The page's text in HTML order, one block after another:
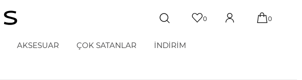
0 0
AKSESUAR ÇOK SATANLAR İNDİRİM